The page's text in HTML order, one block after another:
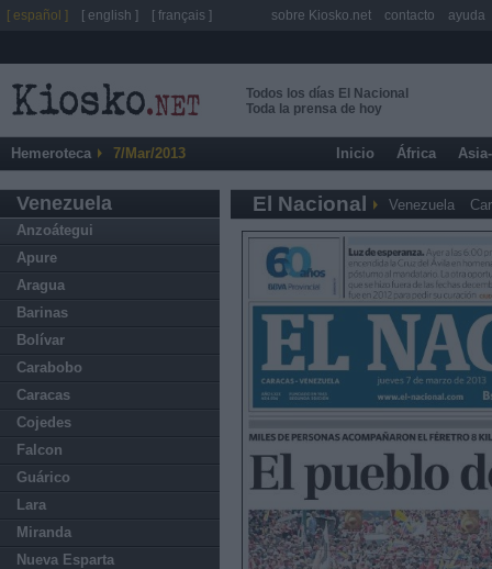
Todos los días El Nacional
Toda la prensa de hoy
Hemeroteca 7/Mar/2013 Inicio África
Venezuela
Anzoátegui
Apure
Aragua
Barinas
Bolívar
Carabobo
Caracas
Cojedes
Falcon
Guárico
Lara
Miranda
Nueva Esparta
El Nacional Venezuela
[ español ] [ english ] [ français ] sobre Kiosko.net contacto ayuda